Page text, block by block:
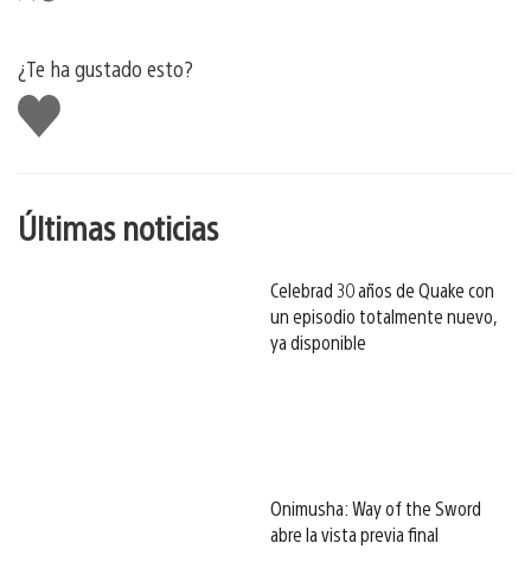
¿Te ha gustado esto?
Me
gusta
Últimas noticias
Celebrad 30 años de Quake con
un episodio totalmente nuevo,
ya disponible
Onimusha: Way of the Sword
abre la vista previa final